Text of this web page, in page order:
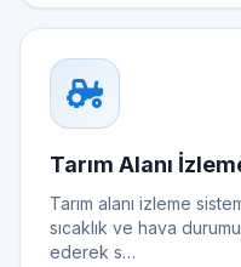
Tarım Alanı
Tarım alanı izleme
sıcaklık ve hava
ederek s…